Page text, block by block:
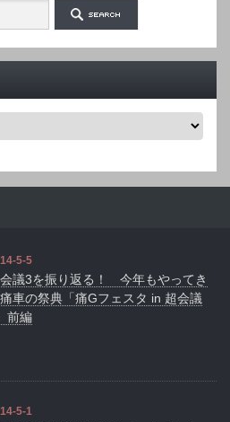
5-5
議3を振り返る！ 今年もやってき
車の祭典「痛Gフェスタ in 超会議
前編
5-1